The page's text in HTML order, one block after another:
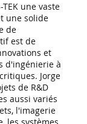
TEK une vaste
une solide
de
est de
et
d'ingénierie à
Jorge
de R&D
aussi variés
l'imagerie